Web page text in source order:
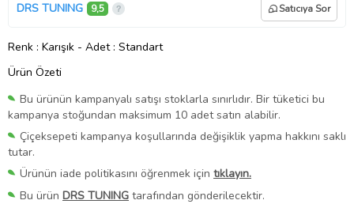
DRS TUNING 9,5 Satıcıya Sor
Renk : Karışık - Adet : Standart
Ürün Özeti
Bu ürünün kampanyalı satışı stoklarla sınırlıdır. Bir tüketici bu
kampanya stoğundan maksimum 10 adet satın alabilir.
Çiçeksepeti kampanya koşullarında değişiklik yapma hakkını saklı
tutar.
Ürünün iade politikasını öğrenmek için tıklayın.
Bu ürün DRS TUNING tarafından gönderilecektir.